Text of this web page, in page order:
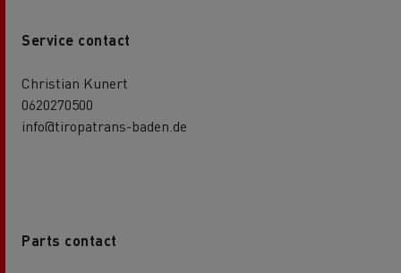
Service contact
Christian Kunert
0620270500
info@tiropatrans-baden.de
Parts contact